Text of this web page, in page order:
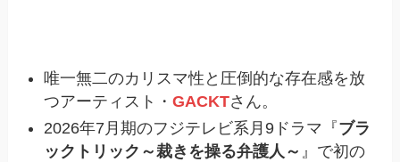
唯一無二のカリスマ性と圧倒的な存在感を放
つアーティスト・GACKTさん。
2026年7月期のフジテレビ系月9ドラマ『ブラ
ックトリック～裁きを操る弁護人～ 』で初の